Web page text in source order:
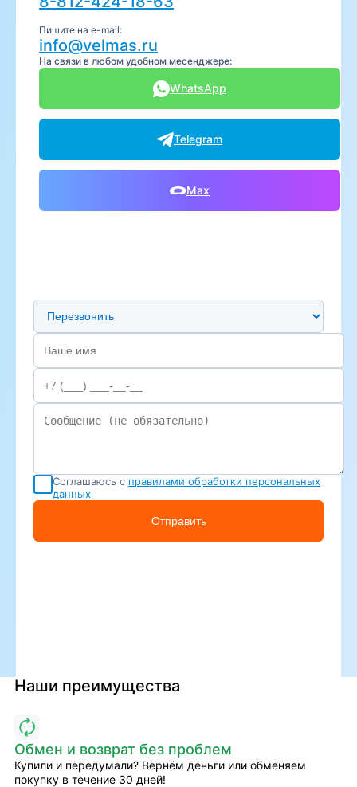
Пишите на e-mail:
info@velmas.ru
На связи в любом удобном месенджере:
WhatsApp
Telegram
Max
Предпочтительный способ связи
Соглашаюсь с правилами обработки персональных
данных
Отправить
Наши преимущества
Обмен и возврат без проблем
Купили и передумали? Вернём деньги или обменяем
покупку в течение 30 дней!